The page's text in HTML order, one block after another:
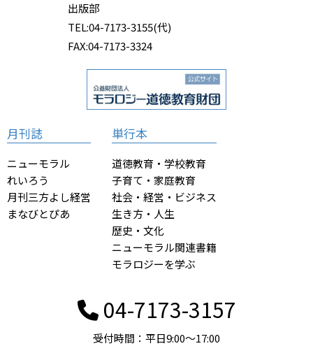
出版部
TEL:04-7173-3155(代)
FAX:04-7173-3324
月刊誌
ニューモラル
れいろう
月刊三方よし経営
まなびとぴあ
単行本
道徳教育・学校教育
子育て・家庭教育
社会・経営・ビジネス
生き方・人生
歴史・文化
ニューモラル関連書籍
モラロジーを学ぶ
04-7173-3157
受付時間：平日9:00〜17:00